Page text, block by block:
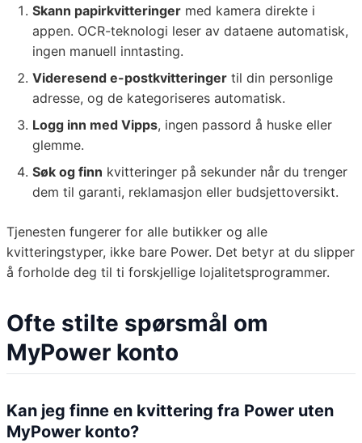
Skann papirkvitteringer med kamera direkte i
appen. OCR-teknologi leser av dataene automatisk,
ingen manuell inntasting.
Videresend e-postkvitteringer til din personlige
adresse, og de kategoriseres automatisk.
Logg inn med Vipps, ingen passord å huske eller
glemme.
Søk og finn kvitteringer på sekunder når du trenger
dem til garanti, reklamasjon eller budsjettoversikt.
Tjenesten fungerer for alle butikker og alle
kvitteringstyper, ikke bare Power. Det betyr at du slipper
å forholde deg til ti forskjellige lojalitetsprogrammer.
Ofte stilte spørsmål om
MyPower konto
Kan jeg finne en kvittering fra Power uten
MyPower konto?